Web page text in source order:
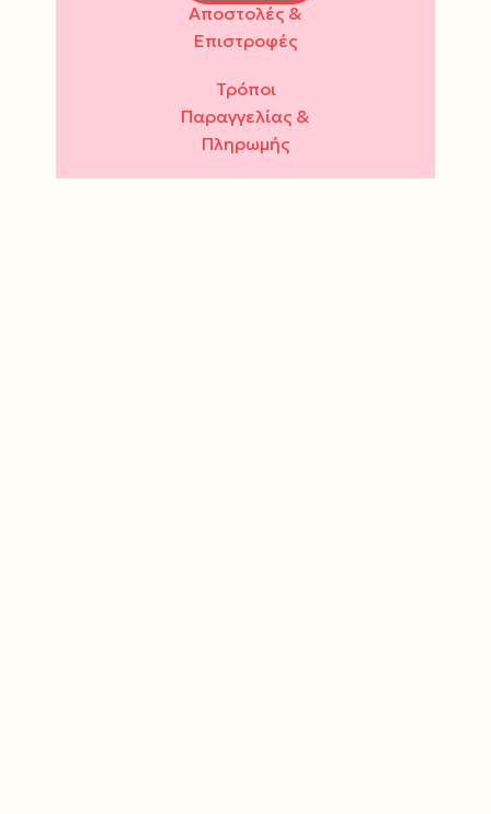
Αποστολές &
Επιστροφές
Τρόποι
Παραγγελίας &
Πληρωμής